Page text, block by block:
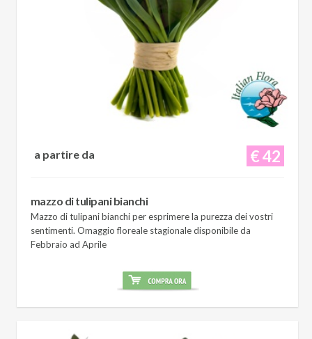
€ 42
a partire da
mazzo di tulipani bianchi
Mazzo di tulipani bianchi per esprimere la purezza dei vostri
sentimenti. Omaggio floreale stagionale disponibile da
Febbraio ad Aprile